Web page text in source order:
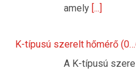
amely [...]
K-típusú szerelt hőmérő
A K-típusú